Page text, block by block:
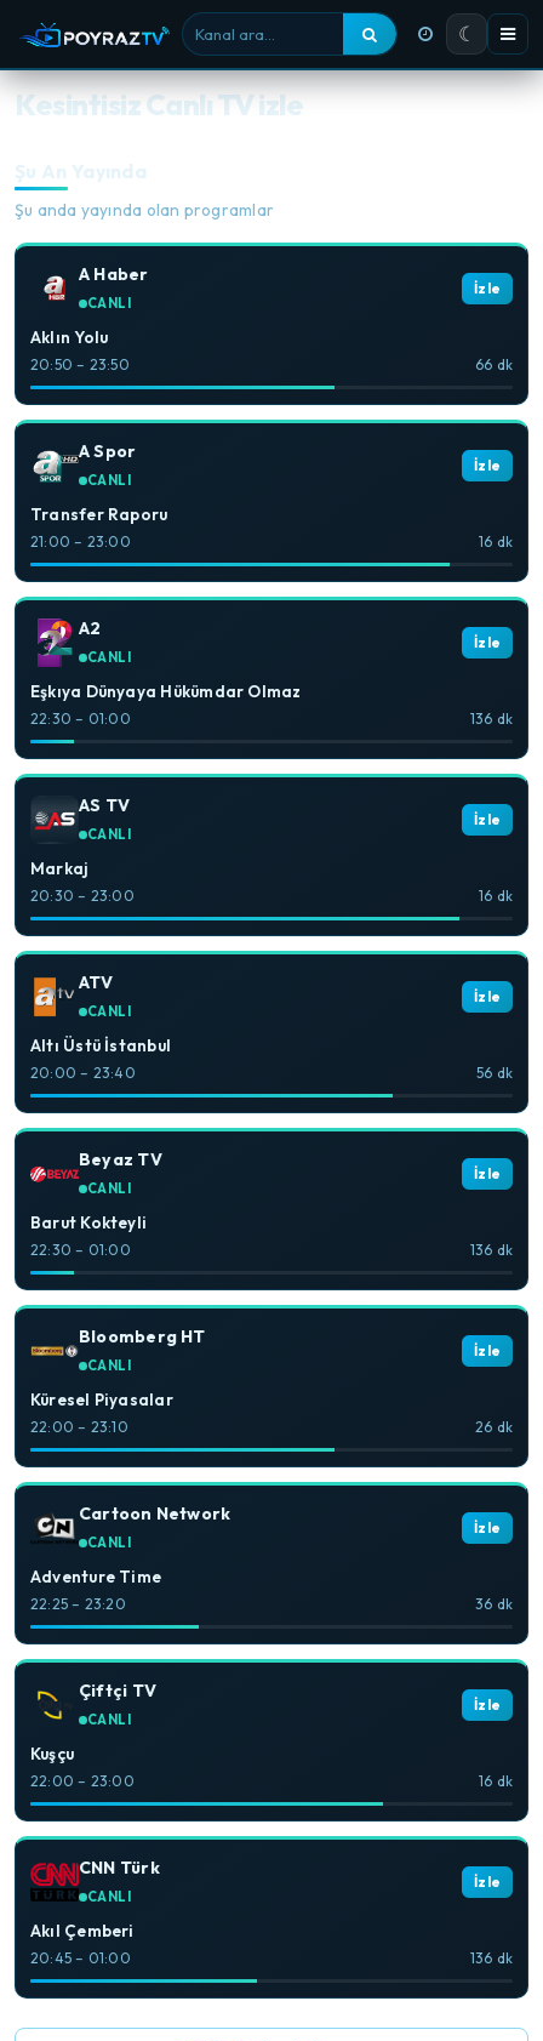
Kanal ara ☾
Kesintisiz Canlı TV izle
Şu An Yayında
Şu anda yayında olan programlar
A Haber
CANLI
İzle
Aklın Yolu
20:50 – 23:50 66 dk
A Spor
CANLI
İzle
Transfer Raporu
21:00 – 23:00 16 dk
A2
CANLI
İzle
Eşkıya Dünyaya Hükümdar Olmaz
22:30 – 01:00 136 dk
AS TV
CANLI
İzle
Markaj
20:30 – 23:00 16 dk
ATV
CANLI
İzle
Altı Üstü İstanbul
20:00 – 23:40 56 dk
Beyaz TV
CANLI
İzle
Barut Kokteyli
22:30 – 01:00 136 dk
Bloomberg HT
CANLI
İzle
Küresel Piyasalar
22:00 – 23:10 26 dk
Cartoon Network
CANLI
İzle
Adventure Time
22:25 – 23:20 36 dk
Çiftçi TV
CANLI
İzle
Kuşçu
22:00 – 23:00 16 dk
CNN Türk
CANLI
İzle
Akıl Çemberi
20:45 – 01:00 136 dk